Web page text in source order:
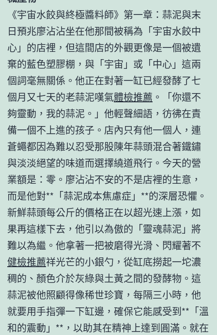
《宇宙水餃與終極醬料師》第一章：蒜泥與末
日預兆廖沾沾坐在他那間被稱為「宇宙水餃中
心」的店裡，但這間店的外觀更像是一個被遺
棄的藍色塑膠棚，與「宇宙」或「中心」這兩
個詞毫無關係。他正在對著一缸已經發酵了七
個月又七天的老蒜泥嘆氣體檢推薦 。「你還不
夠靈動，我的蒜泥。」他輕聲細語，彷彿在責
備一個不上進的孩子。店內只有他一個人，連
蒼蠅都因為難以忍受那股陳年蒜頭混合著鐵鏽
與淡淡絕望的味道而選擇繞道飛行。今天的營
業額是：零。廖沾沾不安的不是店裡的生意，
而是他對**「蒜泥成本焦慮症」**的深層恐懼。
新鮮蒜頭每公斤的價格正在以超光速上漲，如
果再這樣下去，他引以為傲的「靈魂蒜泥」將
難以為繼。他拿著一把被磨得光滑、閃耀著不
健檢推薦祥光芒的小銀勺，從缸底撈起一坨濃
稠的、顏色介於灰綠與土黃之間的發酵物。這
蒜泥被他照顧得像稀世珍寶，每隔三小時，他
就要用手指彈一下缸邊，確保它能感受到**「溫
和的震動」**，以助其在精神上達到圓滿。就在